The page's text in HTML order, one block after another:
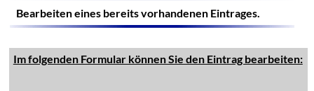
Bearbeiten eines bereits vorhandenen Eintrages.
Im folgenden Formular können Sie den Eintrag bearbeiten: